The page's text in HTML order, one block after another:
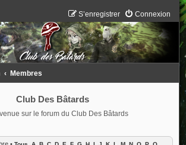
Connexion
S’enregistrer
Membres
Club Des Bâtards
sur le forum du Club Des Bâtards